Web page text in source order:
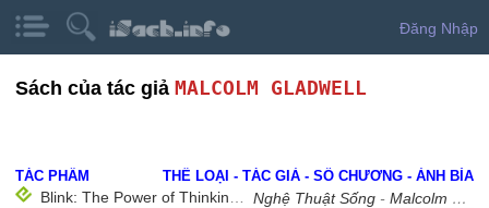
Đăng Nhập
Sách của tác giả MALCOLM GLADWELL
TÁC PHẨM THỂ LOẠI - TÁC GIẢ - SỐ CHƯƠNG - ẢNH BÌA
Blink: The Power of Thinking Without Thinking Nghệ Thuật Sống -Malcolm Gladwell